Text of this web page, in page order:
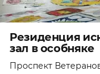
Резиденция
зал в особняке
Проспект